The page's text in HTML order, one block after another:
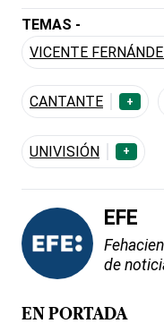
TEMAS -
VICENTE
CANTANTE +
UNIVISIÓN +
EFE
de
EN PORTADA